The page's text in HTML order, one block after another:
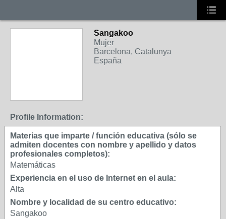
Sangakoo
Mujer
Barcelona, Catalunya
España
Profile Information:
Materias que imparte / función educativa (sólo se
admiten docentes con nombre y apellido y datos
profesionales completos):
Matemáticas
Experiencia en el uso de Internet en el aula:
Alta
Nombre y localidad de su centro educativo:
Sangakoo